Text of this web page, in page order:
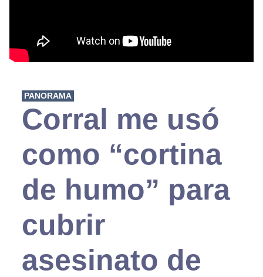
PANORAMA
Corral me usó
como “cortina
de humo” para
cubrir
asesinato de